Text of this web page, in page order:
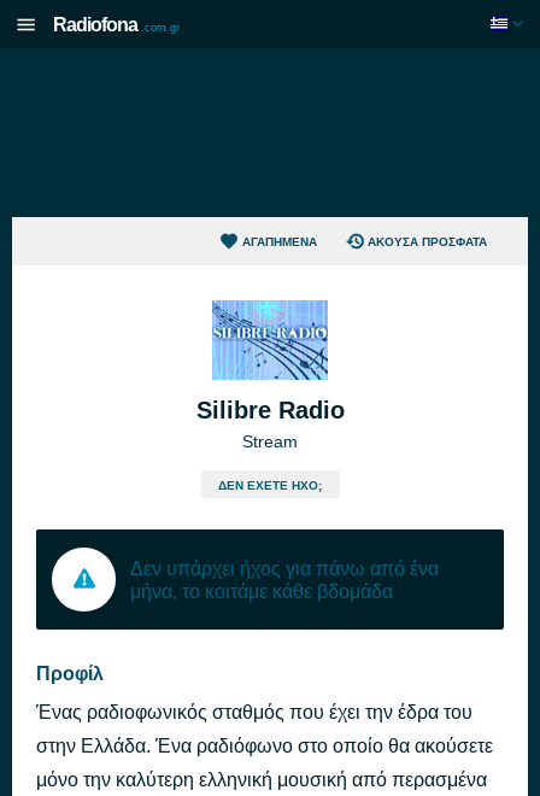
Radiofona .com.gr
ΑΓΑΠΗΜΈΝΑ ΆΚΟΥΣΑ ΠΡΌΣΦΑΤΑ
Silibre Radio
Stream
ΔΕΝ ΈΧΕΤΕ ΉΧΟ;
Δεν υπάρχει ήχος για πάνω από ένα
μήνα, το κοιτάμε κάθε βδομάδα
Προφίλ
Ένας ραδιοφωνικός σταθμός που έχει την έδρα του
στην Ελλάδα. Ένα ραδιόφωνο στο οποίο θα ακούσετε
μόνο την καλύτερη ελληνική μουσική από περασμένα